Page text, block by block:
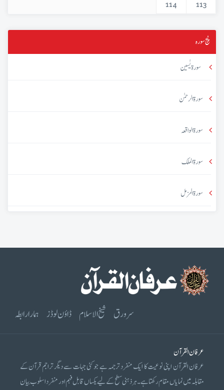
113
114
پنج سورہ
سورۃ یٰسین
سورۃ الرحمٰن
سورۃ الواقعہ
سورۃ الملک
سورۃ المزمل
سرورق شیخ الاسلام ڈاؤن لوڈز ہمارا رابطہ
عرفان القرآن
عرفان القرآن اپنی نوعیت کا ایک منفرد ترجمہ ہے جو کئی جہات سے دیگر تراجم قرآن کے
مقابلہ میں نمایاں مقام رکھتا ہے۔ ہر ذہنی سطح کے لیے یکساں قابل فہم اور منفرد اسلوب بیان